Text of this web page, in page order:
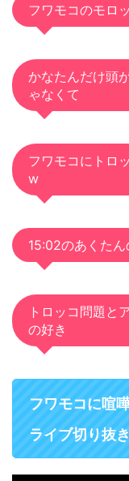
フワモコのモロ
かなたんだけ頭
ゃなくて
フワモコにトロ
w
15:02のあくたん
トロッコ問題と
の好き
フワモコに喧
ライブ切り抜き